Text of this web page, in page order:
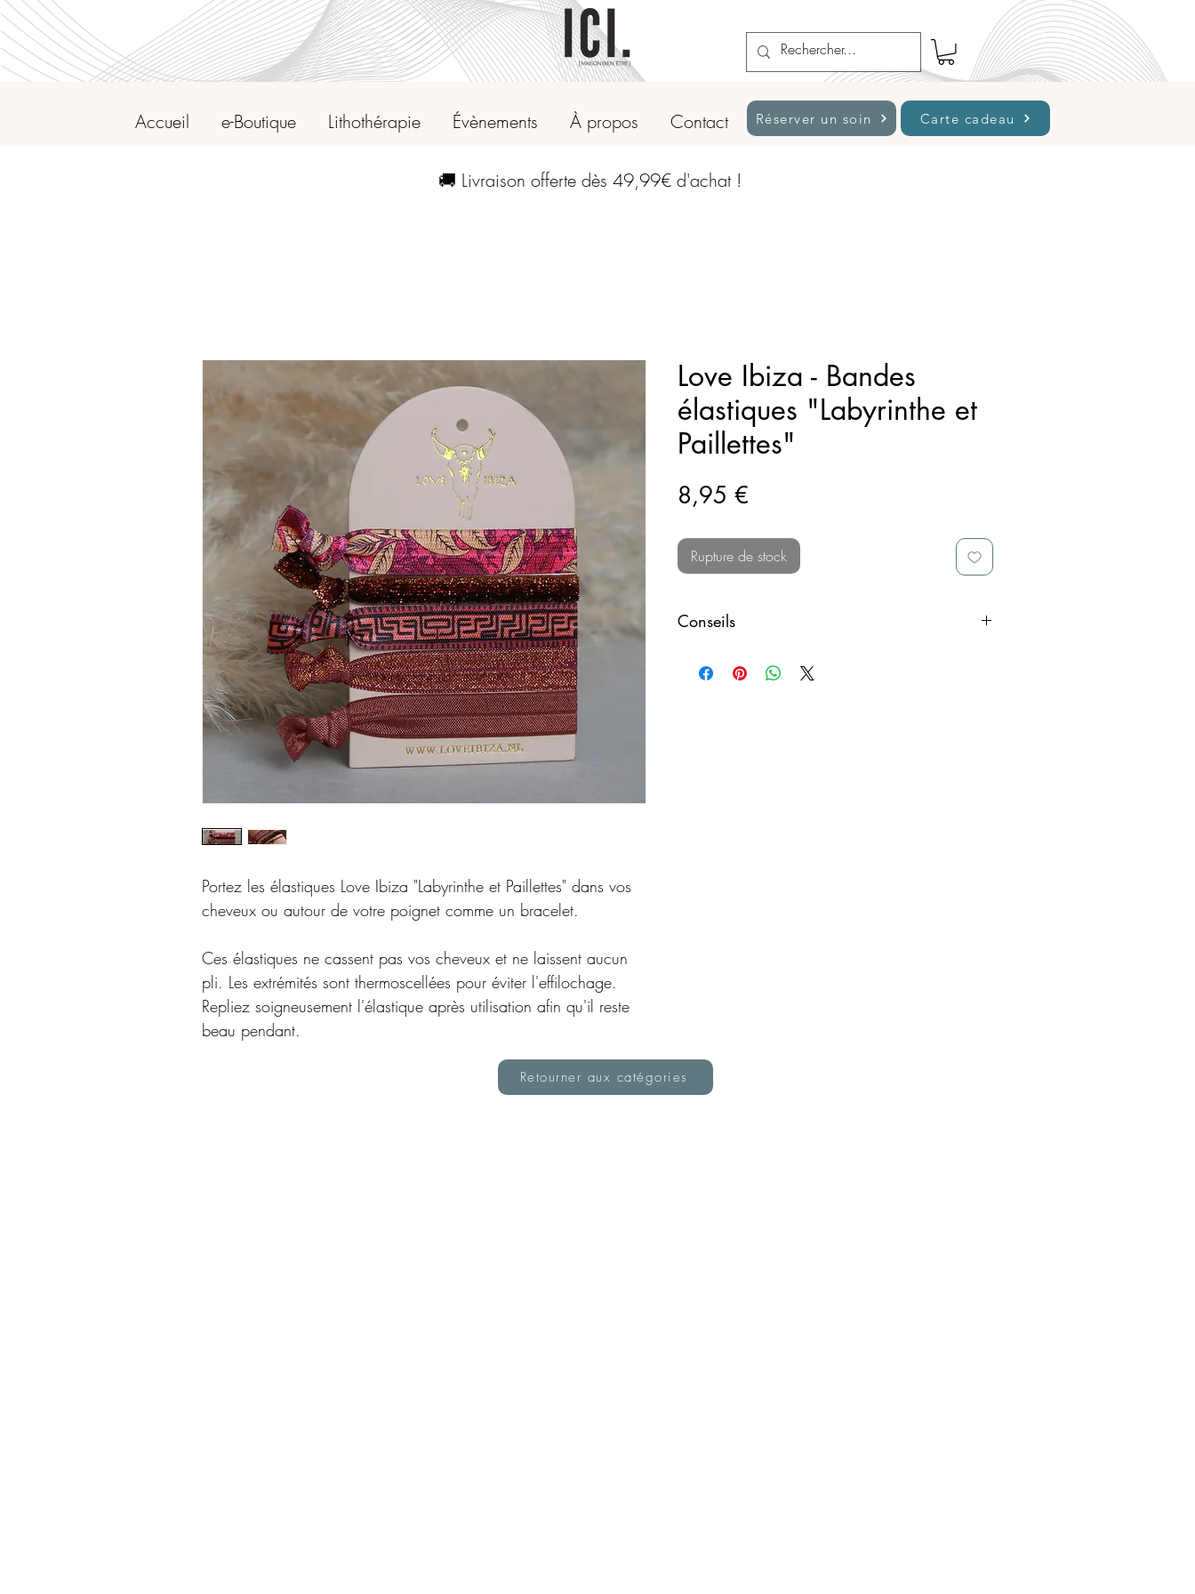
Accueil e-Boutique Lithothérapie Évènements À propos Contact Réserver un soin Carte cadeau
🚚 Livraison offerte dès 49,99€ d'achat !
Portez les élastiques Love Ibiza "Labyrinthe et Paillettes" dans vos
cheveux ou autour de votre poignet comme un bracelet.
Ces élastiques ne cassent pas vos cheveux et ne laissent aucun
pli. Les extrémités sont thermoscellées pour éviter l'effilochage.
Repliez soigneusement l'élastique après utilisation afin qu'il reste
beau pendant.
Love Ibiza - Bandes
élastiques "Labyrinthe et
Paillettes"
8,95 €
Rupture de stock
Conseils
vous pouvez le remettre à plat et le repasser
Retourner aux catégories